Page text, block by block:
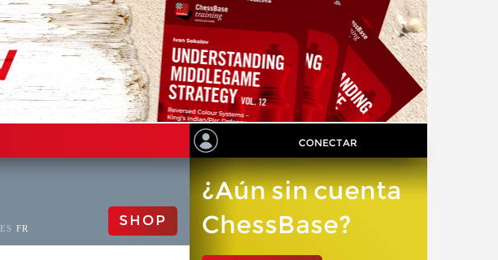
CONECTAR
ES FR SHOP
¿Aún sin cuenta
ChessBase?